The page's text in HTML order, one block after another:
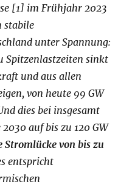
[1] im Frühjahr 2023
stabile
unter Spannung:
Spitzenlastzeiten sinkt
und aus allen
von heute 99 GW
dies bei insgesamt
auf bis zu 120 GW
von bis zu
entspricht